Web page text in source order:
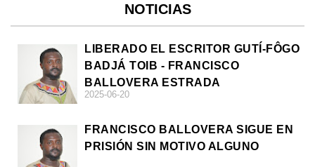
NOTICIAS
LIBERADO EL ESCRITOR GUTÍ-FÔGO
BADJÁ TOIB - FRANCISCO
BALLOVERA ESTRADA
2025-06-20
FRANCISCO BALLOVERA SIGUE EN
PRISIÓN SIN MOTIVO ALGUNO